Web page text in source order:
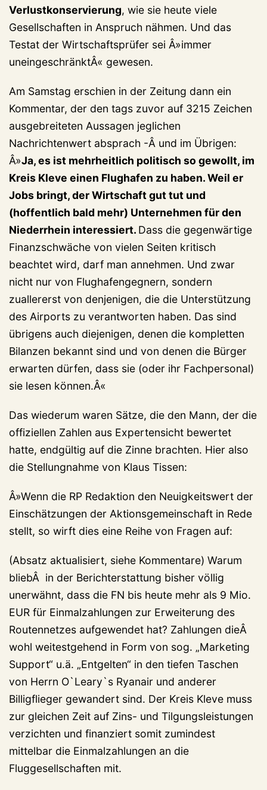
Verlustkonservierung, wie sie heute viele
Gesellschaften in Anspruch nähmen. Und das
Testat der Wirtschaftsprüfer sei Â»immer
uneingeschränktÂ« gewesen.
Am Samstag erschien in der Zeitung dann ein
Kommentar, der den tags zuvor auf 3215 Zeichen
ausgebreiteten Aussagen jeglichen
Nachrichtenwert absprach -Â und im Übrigen:
Â»Ja, es ist mehrheitlich politisch so gewollt, im
Kreis Kleve einen Flughafen zu haben. Weil er
Jobs bringt, der Wirtschaft gut tut und
(hoffentlich bald mehr) Unternehmen für den
Niederrhein interessiert. Dass die gegenwärtige
Finanzschwäche von vielen Seiten kritisch
beachtet wird, darf man annehmen. Und zwar
nicht nur von Flughafengegnern, sondern
zuallererst von denjenigen, die die Unterstützung
des Airports zu verantworten haben. Das sind
übrigens auch diejenigen, denen die kompletten
Bilanzen bekannt sind und von denen die Bürger
erwarten dürfen, dass sie (oder ihr Fachpersonal)
sie lesen können.Â«
Das wiederum waren Sätze, die den Mann, der die
offiziellen Zahlen aus Expertensicht bewertet
hatte, endgültig auf die Zinne brachten. Hier also
die Stellungnahme von Klaus Tissen:
Â»Wenn die RP Redaktion den Neuigkeitswert der
Einschätzungen der Aktionsgemeinschaft in Rede
stellt, so wirft dies eine Reihe von Fragen auf:
(Absatz aktualisiert, siehe Kommentare) Warum
bliebÂ in der Berichterstattung bisher völlig
unerwähnt, dass die FN bis heute mehr als 9 Mio.
EUR für Einmalzahlungen zur Erweiterung des
Routennetzes aufgewendet hat? Zahlungen dieÂ
wohl weitestgehend in Form von sog. „Marketing
Support“ u.ä. „Entgelten“ in den tiefen Taschen
von Herrn O`Leary`s Ryanair und anderer
Billigflieger gewandert sind. Der Kreis Kleve muss
zur gleichen Zeit auf Zins- und Tilgungsleistungen
verzichten und finanziert somit zumindest
mittelbar die Einmalzahlungen an die
Fluggesellschaften mit.